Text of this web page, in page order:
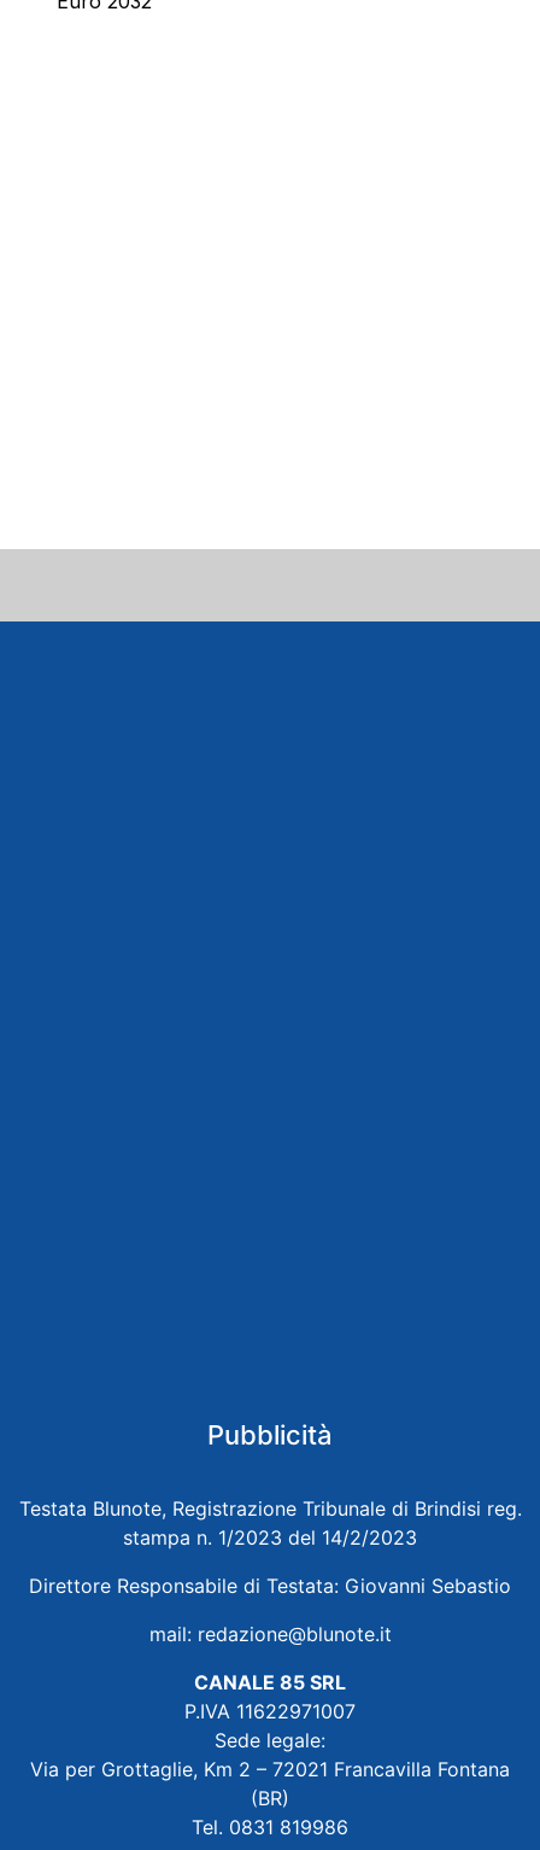
Pubblicità
Testata Blunote, Registrazione Tribunale di Brindisi reg.
stampa n. 1/2023 del 14/2/2023
Direttore Responsabile di Testata: Giovanni Sebastio
mail: redazione@blunote.it
CANALE 85 SRL
P.IVA 11622971007
Sede legale:
Via per Grottaglie, Km 2 – 72021 Francavilla Fontana
(BR)
Tel. 0831 819986